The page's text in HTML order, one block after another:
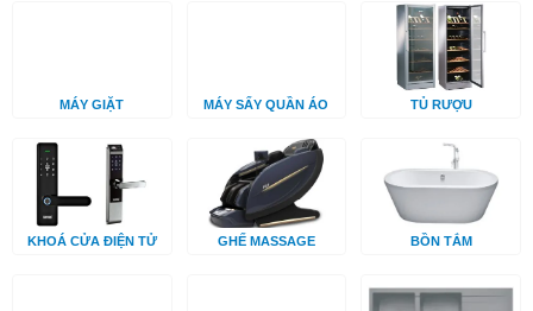
MÁY GIẶT MÁY SẤY QUẦN ÁO TỦ RƯỢU
KHOÁ CỬA ĐIỆN TỬ GHẾ MASSAGE BỒN TẮM